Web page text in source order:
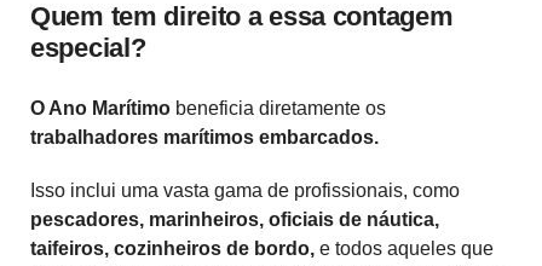
Quem tem direito a essa contagem
especial?
O Ano Marítimo beneficia diretamente os
trabalhadores marítimos embarcados.
Isso inclui uma vasta gama de profissionais, como
pescadores, marinheiros, oficiais de náutica,
taifeiros, cozinheiros de bordo, e todos aqueles que